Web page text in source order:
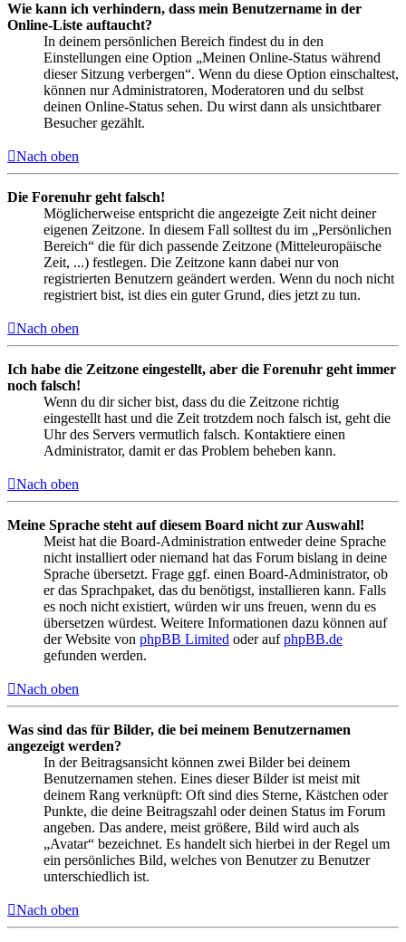
Wie kann ich verhindern, dass mein Benutzername in der
Online-Liste auftaucht?
In deinem persönlichen Bereich findest du in den
Einstellungen eine Option „Meinen Online-Status während
dieser Sitzung verbergen“. Wenn du diese Option einschaltest,
können nur Administratoren, Moderatoren und du selbst
deinen Online-Status sehen. Du wirst dann als unsichtbarer
Besucher gezählt.
Nach oben
Die Forenuhr geht falsch!
Möglicherweise entspricht die angezeigte Zeit nicht deiner
eigenen Zeitzone. In diesem Fall solltest du im „Persönlichen
Bereich“ die für dich passende Zeitzone (Mitteleuropäische
Zeit, ...) festlegen. Die Zeitzone kann dabei nur von
registrierten Benutzern geändert werden. Wenn du noch nicht
registriert bist, ist dies ein guter Grund, dies jetzt zu tun.
Nach oben
Ich habe die Zeitzone eingestellt, aber die Forenuhr geht immer
noch falsch!
Wenn du dir sicher bist, dass du die Zeitzone richtig
eingestellt hast und die Zeit trotzdem noch falsch ist, geht die
Uhr des Servers vermutlich falsch. Kontaktiere einen
Administrator, damit er das Problem beheben kann.
Nach oben
Meine Sprache steht auf diesem Board nicht zur Auswahl!
Meist hat die Board-Administration entweder deine Sprache
nicht installiert oder niemand hat das Forum bislang in deine
Sprache übersetzt. Frage ggf. einen Board-Administrator, ob
er das Sprachpaket, das du benötigst, installieren kann. Falls
es noch nicht existiert, würden wir uns freuen, wenn du es
übersetzen würdest. Weitere Informationen dazu können auf
der Website von phpBB Limited oder aufphpBB.de
gefunden werden.
Nach oben
Was sind das für Bilder, die bei meinem Benutzernamen
angezeigt werden?
In der Beitragsansicht können zwei Bilder bei deinem
Benutzernamen stehen. Eines dieser Bilder ist meist mit
deinem Rang verknüpft: Oft sind dies Sterne, Kästchen oder
Punkte, die deine Beitragszahl oder deinen Status im Forum
angeben. Das andere, meist größere, Bild wird auch als
„Avatar“ bezeichnet. Es handelt sich hierbei in der Regel um
ein persönliches Bild, welches von Benutzer zu Benutzer
unterschiedlich ist.
Nach oben